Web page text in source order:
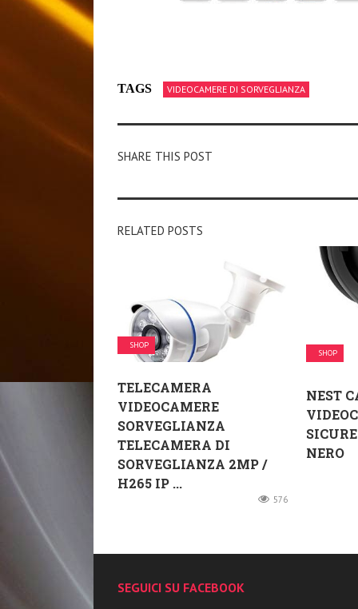
TAGS VIDEOCAMERE DI SORVEGLIANZA
SHARE THIS POST
RELATED POSTS
SHOP
TELECAMERA
VIDEOCAMERE
SORVEGLIANZA
TELECAMERA DI
SORVEGLIANZA 2MP /
H265 IP ...
576
SHOP
NEST
NERO
SEGUICI SU FACEBOOK